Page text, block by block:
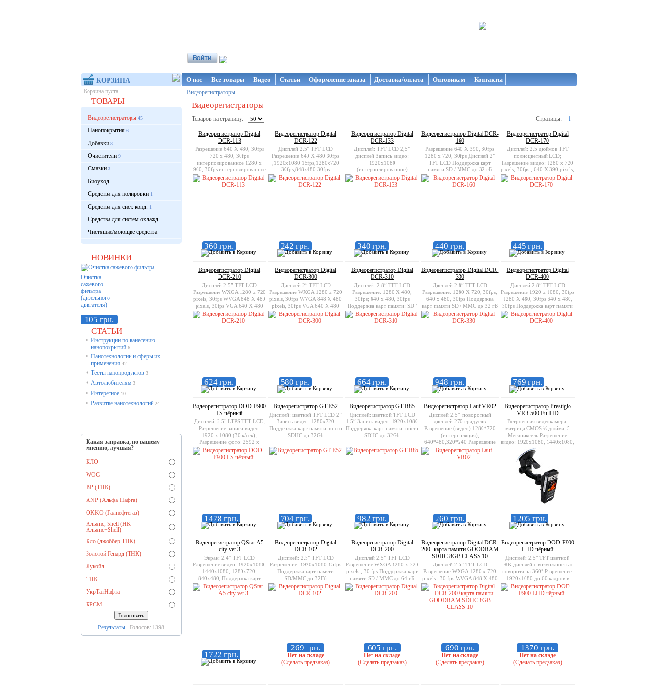
КОРЗИНА
Корзина пуста
ТОВАРЫ
Видеорегистраторы45
Нанопокрытия6
Добавки8
Очистители9
Смазки3
Биоуход
Средства для полировки1
Средства для сист. конд. 1
Средства для систем охлажд.
Чистящие/моющие средства
НОВИНКИ
Очистка
сажевого
фильтра
(дизельного
двигателя)
105 грн.
СТАТЬИ
* Инструкции по нанесению
нанопокрытий 6
* Нанотехнологии и сферы их
применения 42
* Тесты нанопродуктов 3
* Автолюбителям 3
* Интересное 10
* Развитие нанотехнологий 24
Какая заправка, по вашему
мнению, лучшая?
КЛО
WOG
BP (ТНК)
ANP (Альфа-Нафта)
OKKO (Галнефтегаз)
Альянс, Shell (НК
Альянс+Shell)
Кло (джоббер ТНК)
Золотой Гепард (ТНК)
Лукойл
ТНК
УкрТатНафта
БРСМ
Результаты Голосов: 1398
О нас Все товары Видео Статьи Оформление заказа Доставка/оплата Оптовикам Контакты
Видеорегистраторы
Видеорегистраторы
Товаров на страницу: Страницы: 1
Видеорегистратор Digital
DCR-113
Разрешение 640 X 480, 30fps
720 х 480, 30fps
интерполированное 1280 х
960, 30fps интерполированное
Дисплей 2.5” TFT LCD
360 грн.
Видеорегистратор Digital
DCR-122
Дисплей 2.5” TFT LCD
Разрешение 640 X 480 30fps
,1920x1080 15fps,1280x720
30fps,848x480 30fps
Поддержка карт памяти SD /
MMC до 32 гБ
242 грн.
Видеорегистратор Digital
DCR-133
Дисплей: TFT LCD 2,5”
дисплей Запись видео:
1920х1080
(интерполированное)
Поддержка карт памяти: micro
SDHC до 32Gb
340 грн.
Видеорегистратор Digital DCR-
160
Разрешение 640 X 390, 30fps
1280 х 720, 30fps Дисплей 2”
TFT LCD Поддержка карт
памяти SD / MMC до 32 гБ
440 грн.
Видеорегистратор Digital
DCR-170
Дисплей: 2.5 дюймов TFT
полноцветный LCD;
Разрешение видео: 1280 x 720
pixels, 30fps , 640 X 390 pixels,
30fps; Разрешение фото:
2560x1920pixels,
445 грн.
Видеорегистратор Digital
DCR-210
Дисплей 2.5” TFT LCD
Разрешение WXGA 1280 x 720
pixels, 30fps WVGA 848 X 480
pixels, 30fps VGA 640 X 480
pixels, 30fps Поддержка карт
памяти SD / MMC до 64 гБ
624 грн.
Видеорегистратор Digital
DCR-300
Дисплей 2” TFT LCD
Разрешение WXGA 1280 x 720
pixels, 30fps WVGA 848 X 480
pixels, 30fps VGA 640 X 480
pixels, 30fps Поддержка карт
памяти SD / MMC до 64 гБ
580 грн.
Видеорегистратор Digital
DCR-310
Дисплей: 2.8” TFT LCD
Разрешение: 1280 X 480,
30fps; 640 x 480, 30fps
Поддержка карт памяти: SD /
MMC до 32 гБ
664 грн.
Видеорегистратор Digital DCR-
330
Дисплей 2.8” TFT LCD
Разрешение: 1280 X 720, 30fps,
640 x 480, 30fps Поддержка
карт памяти SD / MMC до 32 гБ
948 грн.
Видеорегистратор Digital
DCR-400
Дисплей 2.8” TFT LCD
Разрешение 1920 x 1080, 30fps
1280 X 480, 30fps 640 x 480,
30fps Поддержка карт памяти
Mini SD до 32 гБ
769 грн.
Видеорегистратор DOD-F900
LS чёрный
Дисплей: 2.5" LTPS TFT LCD;
Разрешение записи видео:
1920 x 1080 (30 к/сек);
Разрешение фото: 2592 х
1944, 3200 х 2400, 4000 х
3000; Память: SDHC/MMC
(поддерживаются карты до 32
1478 грн.
Видеорегистратор GT E52
Дисплей: цветной TFT LCD 2”
Запись видео: 1280х720
Поддержка карт памяти: micro
SDHC до 32Gb
704 грн.
Видеорегистратор GT R85
Дисплей: цветной TFT LCD
1,5” Запись видео: 1920х1080
Поддержка карт памяти: micro
SDHC до 32Gb
982 грн.
Видеорегистратор Lauf VR02
Дисплей 2.5", поворотный
дисплей 270 градусов
Разрешение (видео) 1280*720
(интерполяция),
640*480,320*240 Разрешение
(фото) 12M,8M,5M,3M,1.3M
Поддержка карт памяти micro
260 грн.
Видеорегистратор Prestigio
VRR 500 FullHD
Встроенная видеокамера,
матрица CMOS ½ дюйма, 5
Мегапиксель Разрешение
видео: 1920х1080, 1440х1080,
1280х720, 848х480
1205 грн.
Видеорегистратор QStar A5
city ver.3
Экран: 2.4″ TFT LCD
Разрешение видео: 1920x1080,
1440х1080, 1280x720,
840x480; Поддержка карт
памяти: microSDHC до 32GB;
1722 грн.
Видеорегистратор Digital
DCR-102
Дисплей: 2.5” TFT LCD
Разрешение: 1920x1080-15fps
Поддержка карт памяти
SD/MMC до 32Гб
269 грн.
Нет на складе
(Сделать предзаказ)
Видеорегистратор Digital
DCR-200
Дисплей 2.5” TFT LCD
Разрешение WXGA 1280 x 720
pixels , 30 fps Поддержка карт
памяти SD / MMC до 64 гБ
605 грн.
Нет на складе
(Сделать предзаказ)
Видеорегистратор Digital DCR-
200+карта памяти GOODRAM
SDHC 8GB CLASS 10
Дисплей 2.5” TFT LCD
Разрешение WXGA 1280 x 720
pixels , 30 fps WVGA 848 X 480
pixels, 30fps VGA 640 X 480
pixels, 30fps Поддержка карт
памяти SD / MMC до 64 гБ
690 грн.
Нет на складе
(Сделать предзаказ)
Видеорегистратор DOD-F900
LHD чёрный
Дисплей: 2.5" TFT цветной
ЖК-дисплей с возможностью
поворота на 360° Разрешение:
1920х1080 до 60 кадров в
секунду Память: до 32 Гб в
комплект не входит
1370 грн.
Нет на складе
(Сделать предзаказ)